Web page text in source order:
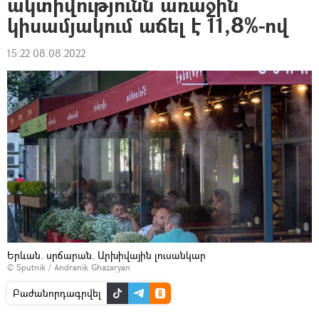
կիսամյակում աճել է 11,8%-ով
15:22 08.08.2022
Երևան. սրճարան. Արխիվային լուսանկար
© Sputnik / Andranik Ghazaryan
Բաժանորդագրվել